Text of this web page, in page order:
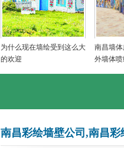
为什么现在墙绘受到这么大
的欢迎
南昌墙
外墙体
南昌彩绘墙壁公司,南昌